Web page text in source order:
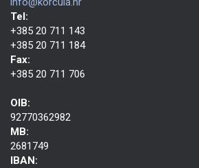
Tel:
+385 20 711 143
+385 20 711 184
Fax:
+385 20 711 706
OIB:
92770362982
MB:
2681749
IBAN: